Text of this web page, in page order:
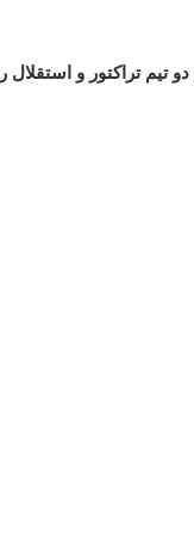
تراکتور و استقلال را